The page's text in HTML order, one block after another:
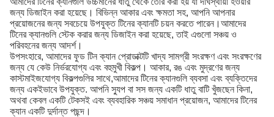
জন্য ডিজাইন করা হয়েছে। বিভিন্ন আকার এবং ক্ষমতা সহ, আপনি আপনার
প্রয়োজনের জন্য সবচেয়ে উপযুক্ত টিনের ক্যানটি চয়ন করতে পারেন।আমাদের
টিনের ক্যানগুলি স্টেক করার জন্য ডিজাইন করা হয়েছে, তাই এগুলো সঞ্চয় ও
পরিবহনের জন্য আদর্শ।
উপসংহারে, আমাদের ফুড টিন ক্যান প্রোডাক্টটি খাদ্য সামগ্রী সংরক্ষণ এবং সংরক্ষণের
জন্য যে কেউ নির্ভরযোগ্য এবং বহুমুখী বিকল্প। আকার, রঙ এবং মুদ্রণের জন্য
কাস্টমাইজযোগ্য বিকল্পগুলির সাথে,আমাদের টিনের ক্যানগুলি ব্যবসা এবং ব্যক্তিদের
জন্য একইভাবে উপযুক্ত. আপনি স্যুপ বা সস জন্য একটি ধাতু বাটি খুঁজছেন কিনা,
অথবা কেবল একটি টেকসই এবং ব্যবহারিক সঞ্চয় সমাধান প্রয়োজন, আমাদের টিনের
ক্যান একটি দুর্দান্ত পছন্দ।